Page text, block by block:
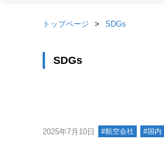
トップページ SDGs
SDGs
2025年7月10日 #航空会社 #国内